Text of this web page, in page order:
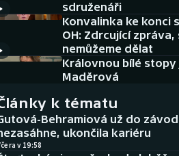
Aplikace ČT sport
AZ kvíz
sdruženáři
Konvalinka ke konci
OH: Zdrcující
nemůžeme dělat
Královnou bílé stopy
Maděrová
k tématu
Behramiová už do
ukončila kariéru
v 19:58